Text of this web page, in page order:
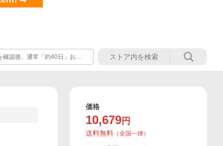
認後、通常「約40日」お時
工房の長期休業を挟みますゆ
価格
10,679 円
送料無料 （全国一律）